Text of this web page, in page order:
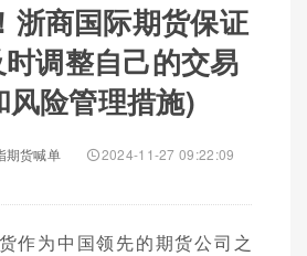
浙商国际期货保证
调整自己的交易
风险管理措施)
期货喊单 2024-11-27 09:22:09
作为中国领先的期货公司之